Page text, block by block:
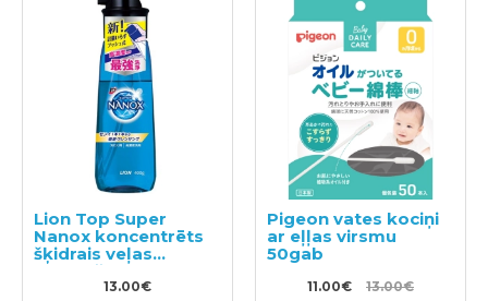
Lion Top Super
Nanox koncentrēts
šķidrais veļas
mazgāšanas
līdzeklis, 400ml
13.00€
Pigeon vates kociņi
ar eļļas virsmu
50gab
11.00€ 13.00€